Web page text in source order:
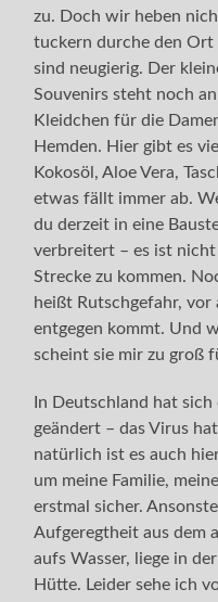
zu. Doch wir heben
tuckern durche den Ort
sind neugierig. Der
Souvenirs steht noch
Kleidchen für die
Hemden. Hier gibt es
Kokosöl, Aloe Vera,
etwas fällt immer ab.
du derzeit in eine
verbreitert – es ist
Strecke zu kommen.
heißt Rutschgefahr, vor
entgegen kommt. Und
scheint sie mir zu groß
In Deutschland hat
geändert – das Virus
natürlich ist es auch
um meine Familie,
erstmal sicher.
Aufgeregtheit aus dem
aufs Wasser, liege in
Hütte. Leider sehe ich